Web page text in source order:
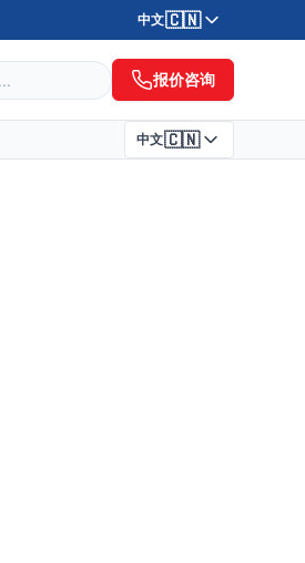
中文🇨🇳
报价咨询
中文🇨🇳